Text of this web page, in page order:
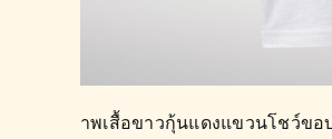
าพเสื้อขาวกุ้นแดงแขวนโชว์ข